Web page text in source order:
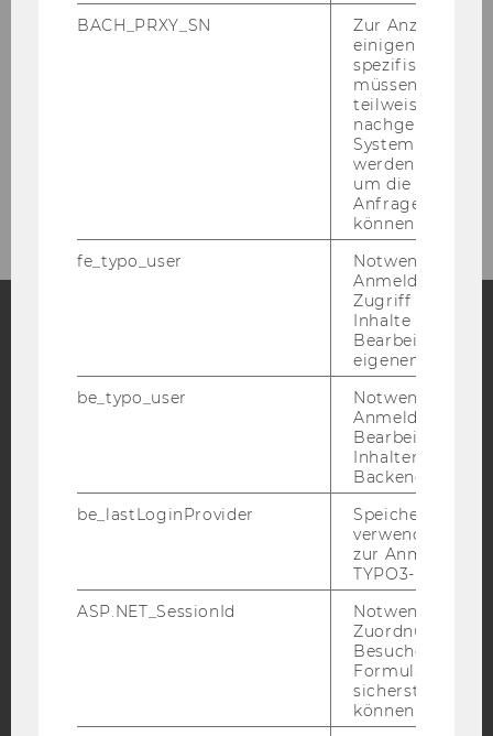
FAQ - Häufig gestellte Fragen
Blog
Bluesky
BARRIEREFREIHEITSERKLÄRUNG WEBSEITE
DATENSCHUTZERKLÄRUNG
DATENSCHUTZERKLÄRUNG SOCIAL MEDIA
DATENSCHUTZERKLÄRUNG
BACH_PRXY_SN
Zur Anzeige von
einigen WU-
spezifischen
müssen
teilweise von
nachgelagerten
System
werden.
um die Antwort
Anfrage
können.
fe_typo_user
Notwendig für
Anmeldung und
Zugriff auf
Inhalte oder zur
Bearbeitung des
eigenen Profils.
be_typo_user
Notwendig für
Anmeldung und
Bearbeitung von
Inhalten im
Backend.
be_lastLoginProvider
Speichert die
verwendete
zur Anmeldung
TYPO3-Backend.
ASP.NET_SessionId
Notwendig, um
Zuordnung von
Besucher zu
sicherstellen zu
können.